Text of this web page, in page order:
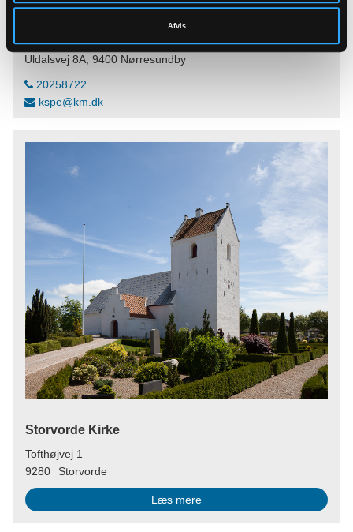
Afvis
Karen Søe Pedersen
Uldalsvej 8A, 9400 Nørresundby
20258722
kspe@km.dk
Storvorde Kirke
Tofthøjvej 1
9280
Storvorde
Læs mere